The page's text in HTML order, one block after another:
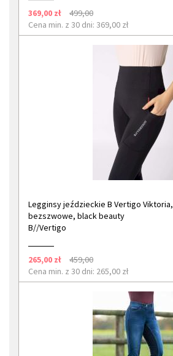
369,00 zł
499,00
Cena min. z 30 dni: 369,00 zł
Legginsy jeździeckie B Vertigo Viktoria,
bezszwowe, black beauty
B//Vertigo
265,00 zł
459,00
Cena min. z 30 dni: 265,00 zł